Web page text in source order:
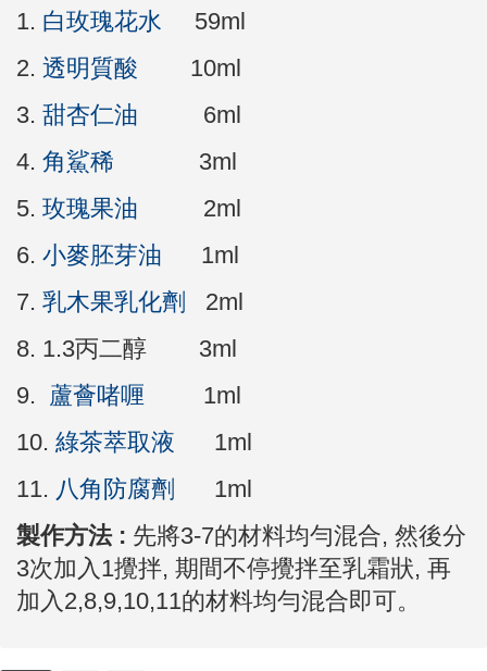
1. 白玫瑰花水 59ml
2. 透明質酸 10ml
3. 甜杏仁油 6ml
4. 角鯊稀 3ml
5. 玫瑰果油
2ml
6. 小麥胚芽油 1ml
7. 乳木果乳化劑
2ml
8. 1.3丙二醇 3ml
9. 蘆薈啫喱 1ml
10. 綠茶萃取液 1ml
11. 八角防腐劑
1ml
製作方法 : 先將3-7的材料均勻混合, 然後分
3次加入1攪拌, 期間不停攪拌至乳霜狀, 再
加入2,8,9,10,11的材料均勻混合即可。